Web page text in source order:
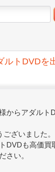
ルトDVDを
からアダルト
ざいました。
DVDも高価買
さい。